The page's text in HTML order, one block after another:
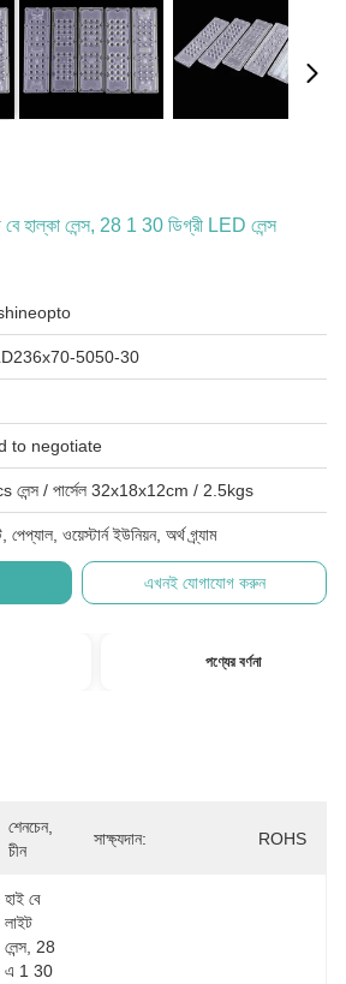
হাল্কা লেন্স, 28 1 30 ডিগ্রী LED লেন্স
5050-30
to negotiate
লেন্স / পার্সেল 32x18x12cm / 2.5kgs
পেপ্যাল, ওয়েস্টার্ন ইউনিয়ন, অর্থ গ্র্যাম
এখনই যোগাযোগ করুন
পণ্যের বর্ণনা
শেনচেন,
চীন
সাক্ষ্যদান: ROHS
হাই বে
লাইট
লেন্স, 28
এ 1 30